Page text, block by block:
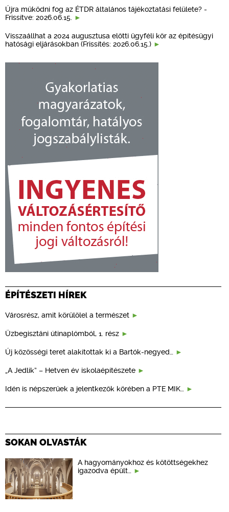
Újra működni fog az ÉTDR általános tájékoztatási felülete? -
Frissítve: 2026.06.15.
Visszaállhat a 2024 augusztusa előtti ügyféli kör az építésügyi
hatósági eljárásokban (Frissítés: 2026.06.15.)
ÉPÍTÉSZETI HÍREK
Városrész, amit körülölel a természet
Üzbegisztáni útinaplómból, 1. rész
Új közösségi teret alakítottak ki a Bartók-negyed…
„A Jedlik” – Hetven év iskolaépítészete
Idén is népszerűek a jelentkezők körében a PTE MIK…
SOKAN OLVASTÁK
A hagyományokhoz és kötöttségekhez
igazodva épült…